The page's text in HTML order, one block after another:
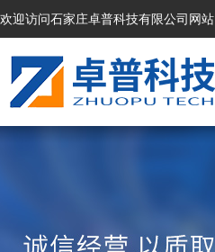
欢迎访问石家庄卓普科技有限公司网站